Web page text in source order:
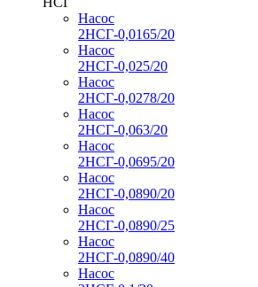
Насос
2НСГ-0,0165/20
Насос
2НСГ-0,025/20
Насос
2НСГ-0,0278/20
Насос
2НСГ-0,063/20
Насос
2НСГ-0,0695/20
Насос
2НСГ-0,0890/20
Насос
2НСГ-0,0890/25
Насос
2НСГ-0,0890/40
Насос